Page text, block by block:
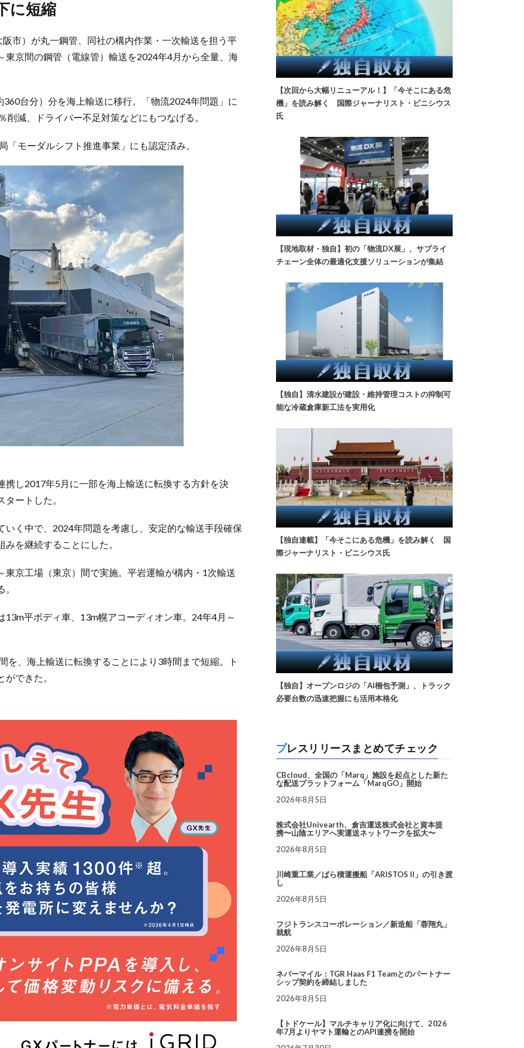
に短縮
市）が丸一鋼管、同社の構内作業・一次輸送を担う平
京間の鋼管（電線管）輸送を2024年4月から全量、海
台分）分を海上輸送に移行。「物流2024年問題」に
減、ドライバー不足対策などにもつなげる。
モーダルシフト推進事業」にも認定済み。
し2017年5月に一部を海上輸送に転換する方針を決
ートした。
く中で、2024年問題を考慮し、安定的な輸送手段確保
を継続することにした。
京工場（東京）間で実施。平岩運輸が構内・1次輸送
平ボディ車、13m幌アコーディオン車。24年4月～
を、海上輸送に転換することにより3時間まで短縮。ト
できた。
【次回から大幅リニューアル！】「今そこにある危
機」を読み解く 国際ジャーナリスト・ビニシウス
氏
【現地取材・独自】初の「物流DX展」、サプライ
チェーン全体の最適化支援ソリューションが集結
【独自】清水建設が建設・維持管理コストの抑制可
能な冷蔵倉庫新工法を実用化
【独自連載】「今そこにある危機」を読み解く 国
際ジャーナリスト・ビニシウス氏
【独自】オープンロジの「AI梱包予測」、トラック
必要台数の迅速把握にも活用本格化
プレスリリースまとめてチェック
CBcloud、全国の「Marq」施設を起点とした新た
な配送プラットフォーム「MarqGO」開始
2026年8月5日
株式会社Univearth、倉吉運送株式会社と資本提
携〜山陰エリアへ実運送ネットワークを拡大〜
2026年8月5日
川崎重工業／ばら積運搬船「ARISTOS II」の引き渡
し
2026年8月5日
フジトランスコーポレーション／新造船「蓉翔丸」
就航
2026年8月5日
ネバーマイル：TGR Haas F1 Teamとのパートナー
シップ契約を締結しました
2026年8月5日
【トドケール】マルチキャリア化に向けて、2026
年7月よりヤマト運輸とのAPI連携を開始